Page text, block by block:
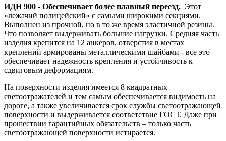
ИДН 900 - Обеспечивает более плавный переезд. Этот
«лежачий полицейский» с самыми широкими секциями.
Выполнен из прочной, но в то же время эластичной резины.
Что позволяет выдерживать большие нагрузки. Средняя часть
изделия крепится на 12 анкеров, отверстия в местах
креплений армированы металлическими шайбами - все это
обеспечивает надежность крепления и устойчивость к
сдвиговым деформациям.
На поверхности изделия имеется 8 квадратных
светоотражателей и тем самым обеспечивается видимость на
дороге, а также увеличивается срок службы светоотражающей
поверхности и выдерживается соответствие ГОСТ. Даже при
прошествии гарантийных обязательств – только часть
светоотражающей поверхности истирается.